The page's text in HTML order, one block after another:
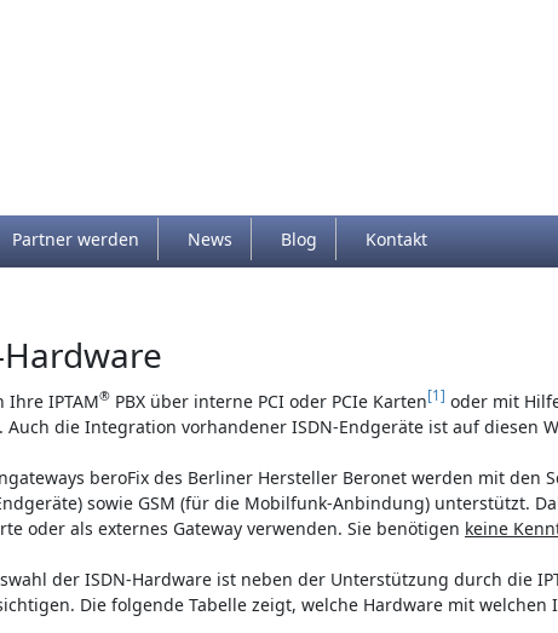
and content
Partner werden News Blog Kontakt
Hardware
Ihre IPTAM® PBX über interne PCI oder PCIe Karten 1
oder mit
Auch die Integration vorhandener ISDN-Endgeräte ist auf diesen
beroFix des Berliner Hersteller Beronet werden mit den
sowie GSM (für die Mobilfunk-Anbindung) unterstützt.
oder als externes Gateway verwenden. Sie benötigen keine
der ISDN-Hardware ist neben der Unterstützung durch die
Die folgende Tabelle zeigt, welche Hardware mit